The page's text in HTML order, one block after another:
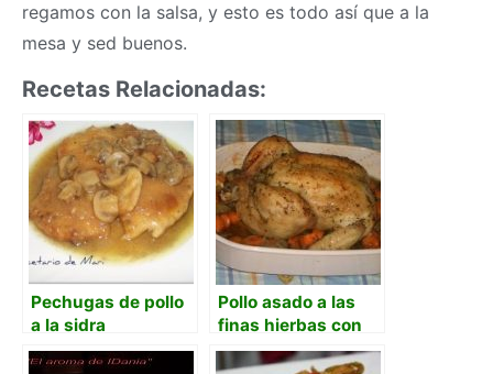
regamos con la salsa, y esto es todo así que a la
mesa y sed buenos.
Recetas Relacionadas:
Pechugas de pollo
a la sidra
Pollo asado a las
finas hierbas con
verduras